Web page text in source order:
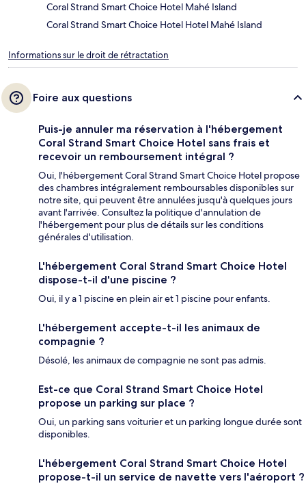
Coral Strand Smart Choice Hotel Mahé Island
Coral Strand Smart Choice Hotel Hotel Mahé Island
Informations sur le droit de rétractation
Foire aux questions
Puis-je annuler ma réservation à l'hébergement
Coral Strand Smart Choice Hotel sans frais et
recevoir un remboursement intégral ?
Oui, l'hébergement Coral Strand Smart Choice Hotel propose
des chambres intégralement remboursables disponibles sur
notre site, qui peuvent être annulées jusqu'à quelques jours
avant l'arrivée. Consultez la politique d'annulation de
l'hébergement pour plus de détails sur les conditions
générales d'utilisation.
L'hébergement Coral Strand Smart Choice Hotel
dispose-t-il d'une piscine ?
Oui, il y a 1 piscine en plein air et 1 piscine pour enfants.
L'hébergement accepte-t-il les animaux de
compagnie ?
Désolé, les animaux de compagnie ne sont pas admis.
Est-ce que Coral Strand Smart Choice Hotel
propose un parking sur place ?
Oui, un parking sans voiturier et un parking longue durée sont
disponibles.
L'hébergement Coral Strand Smart Choice Hotel
propose-t-il un service de navette vers l'aéroport ?